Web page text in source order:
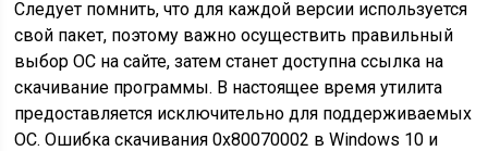
Следует помнить, что для каждой версии используется
свой пакет, поэтому важно осуществить правильный
выбор ОС на сайте, затем станет доступна ссылка на
скачивание программы. В настоящее время утилита
предоставляется исключительно для поддерживаемых
ОС. Ошибка скачивания 0x80070002 в Windows 10 и